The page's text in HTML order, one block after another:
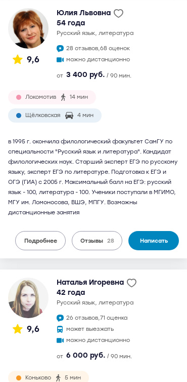
9,6
Юлия Львовна
54 года
русский язык, литература
28 отзывов,68 оценок
можно дистанционно
от 3 400 руб. / 90 мин.
Локомотив 14 мин
Щёлковская 4 мин
в 1995 г. окончила филологический факультет СамГУ по
специальности "Русский язык и литература". Кандидат
филологических наук. Старший эксперт ЕГЭ по русскому
языку, эксперт ЕГЭ по литературе. Подготовка к ЕГЭ и
ОГЭ (ГИА) с 2005 г. Максимальный балл на ЕГЭ: русский
язык - 100, литература - 100. Ученики поступали в МГИМО,
МГУ им. Ломоносова, ВШЭ, МПГУ. Возможны
дистанционные занятия
Подробнее Отзывы 28 Написать
9,6
Наталья Игоревна
42 года
русский язык, литература
26 отзывов,71 оценка
может выезжать
можно дистанционно
от 6 000 руб. / 90 мин.
Коньково 5 мин